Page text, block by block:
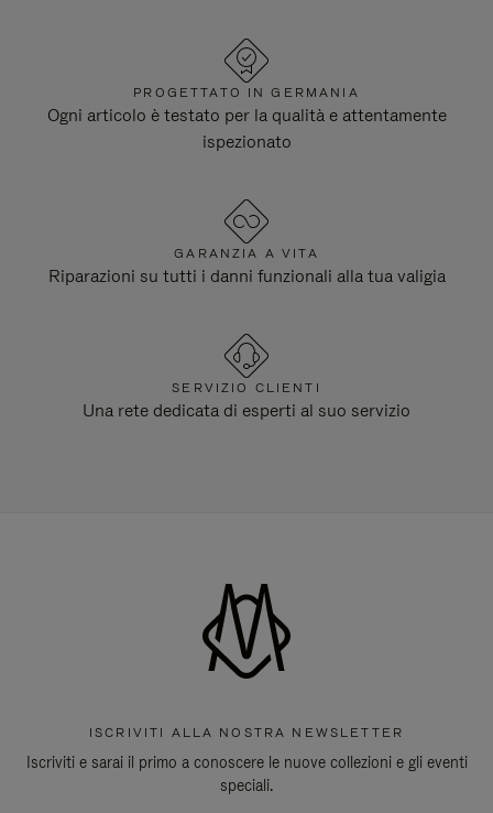
PROGETTATO IN GERMANIA
Ogni articolo è testato per la qualità e attentamente
ispezionato
GARANZIA A VITA
Riparazioni su tutti i danni funzionali alla tua valigia
SERVIZIO CLIENTI
Una rete dedicata di esperti al suo servizio
ISCRIVITI ALLA NOSTRA NEWSLETTER
Iscriviti e sarai il primo a conoscere le nuove collezioni e gli eventi
speciali.